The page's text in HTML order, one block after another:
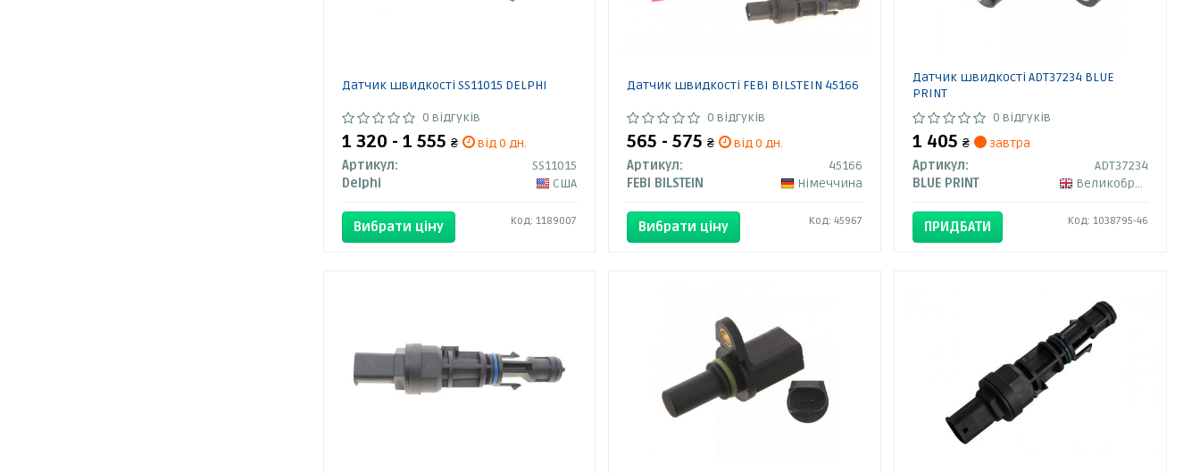
Датчик швидкості SS11015 DELPHI
0 відгуків
1 320 - 1 555 ₴
від 0 дн.
Артикул:
SS11015
Delphi
США
Вибрати ціну Код: 1189007
Датчик швидкості FEBI BILSTEIN 45166
0 відгуків
565 - 575₴
від 0 дн.
Артикул:
45166
FEBI BILSTEIN
Німеччина
Вибрати ціну Код: 45967
Датчик швидкості ADT37234 BLUE
PRINT
0 відгуків
1 405₴
завтра
Артикул:
ADT37234
BLUE PRINT
Великобританія
ПРИДБАТИ Код: 1038795-46